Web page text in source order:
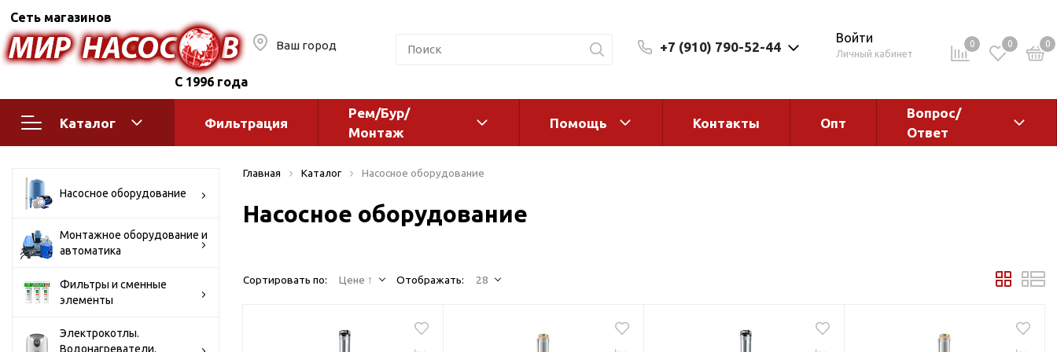
Сеть магазинов
С 1996 года
Ваш город +7 (910) 790-52-44
Войти
Личный кабинет
0 0 0
Каталог
Поверхностные насосы
Бытовые
Горизонтальные
многоступенчатые
многоступенчатые
моноблочные
Полив
водоснабжения
Оголовки и адаптеры
Магистральные фильтры
Фильтрация
Рем/Бур/
Монтаж
Помощь Контакты Опт
Вопрос/
Ответ
Насосное оборудование
Монтажное оборудование и
автоматика
Фильтры и сменные
элементы
Электрокотлы.
Водонагреватели.
Главная Каталог Насосное оборудование
Насосное оборудование
Сортировать по: Цене ↑ Отображать: 28